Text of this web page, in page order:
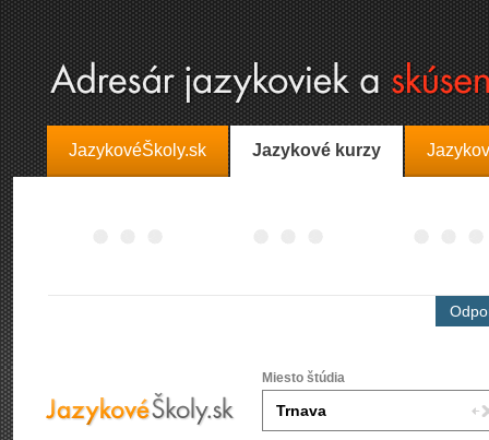
JazykovéŠkoly.sk Jazykové kurzy
Miesto štúdia